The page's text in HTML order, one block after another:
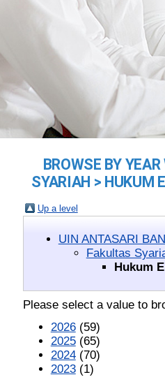
BROWSE BY
SYARIAH > HUKUM
Up a level
UIN ANTASARI
Fakultas
Hukum
Please select a value to
2026(59)
2025(65)
2024(70)
2023(1)